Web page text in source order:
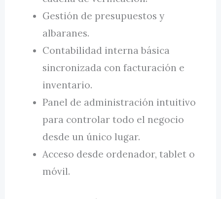
Gestión de presupuestos y
albaranes.
Contabilidad interna básica
sincronizada con facturación e
inventario.
Panel de administración intuitivo
para controlar todo el negocio
desde un único lugar.
Acceso desde ordenador, tablet o
móvil.